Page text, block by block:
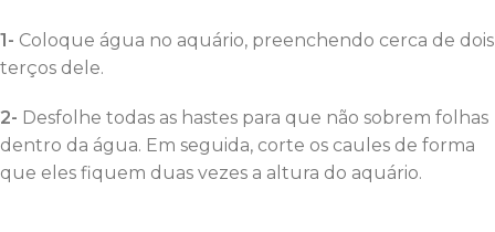
1- Coloque água no aquário, preenchendo cerca de dois
terços dele.
2- Desfolhe todas as hastes para que não sobrem folhas
dentro da água. Em seguida, corte os caules de forma
que eles fiquem duas vezes a altura do aquário.